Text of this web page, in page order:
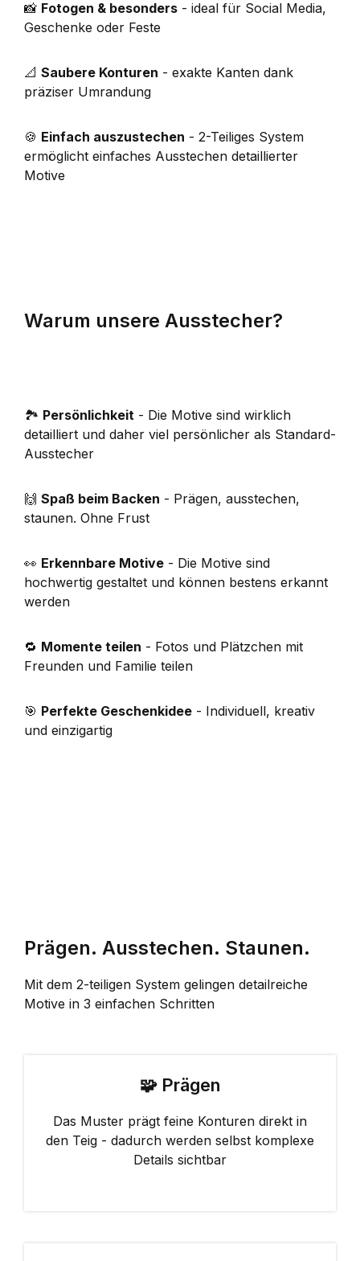
📸 Fotogen & besonders - ideal für Social Media,
Geschenke oder Feste
📐 Saubere Konturen - exakte Kanten dank
präziser Umrandung
🍪 Einfach auszustechen - 2-Teiliges System
ermöglicht einfaches Ausstechen detaillierter
Motive
Warum unsere Ausstecher?
🏞️ Persönlichkeit - Die Motive sind wirklich
detailliert und daher viel persönlicher als Standard-
Ausstecher
🙌 Spaß beim Backen - Prägen, ausstechen,
staunen. Ohne Frust
👀 Erkennbare Motive - Die Motive sind
hochwertig gestaltet und können bestens erkannt
werden
🔁 Momente teilen - Fotos und Plätzchen mit
Freunden und Familie teilen
🎯 Perfekte Geschenkidee - Individuell, kreativ
und einzigartig
Prägen. Ausstechen. Staunen.
Mit dem 2-teiligen System gelingen detailreiche
Motive in 3 einfachen Schritten
🧩 Prägen
Das Muster prägt feine Konturen direkt in
den Teig - dadurch werden selbst komplexe
Details sichtbar